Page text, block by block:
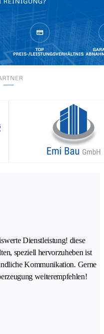
Dienstleistung! diese
speziell hervorzuheben ist
Kommunikation. Gerne
weiterempfehlen!